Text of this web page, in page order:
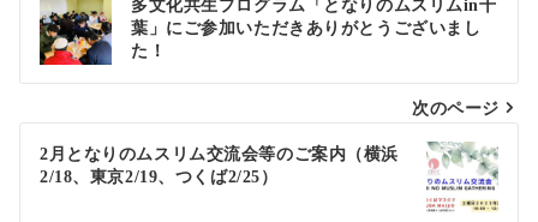
稿
ナ
ビ
ゲ
多文化共生プログラム「となりのムスリムin千
葉」にご参加いただきありがとうございまし
た！
次のページ
2月となりのムスリム交流会等のご案内（横浜
2/18、東京2/19、つくば2/25）